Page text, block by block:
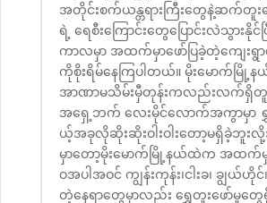
အတိုင်းစက်ယန္တရားကြီးတွေနဲ့ဆက်တူးန
ရဲ့ ရေစီးကြောင်းတွေပြောင်းလဲသွားနို
ကာလမှာ အထက်မှာဖော်ပြခဲ့တဲ့ကျေးရွာ
ကိုစိုးရိမ်နေကြပါတယ်။ မိုးမောက်မြို့
အာဏာမသိမ်းမှီတုန်းကလည်းလက်ရှိတူး
အရှေ့ဘက် လေးမိုင်လောက်အကွာမှာ ရွှ
ယ့်အခုလိုဆိုးဆိုးဝါးဝါးတော့မရှိခဲ့ဘူ
မှာတော့မိုးမောက်မြို့နယ်ထဲက အထက်မှာ
ဝအပါအဝင် ကျွန်းကုန်း၊ငါးခ၊ ချွယ်ဟို
တဲ့နေရာတွေမှာလည်း ရွှေတူးဖော်မှုတွ